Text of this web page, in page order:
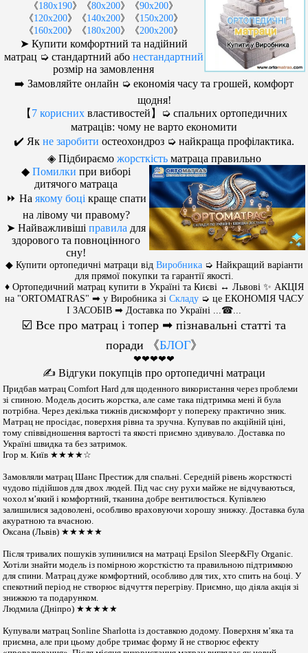
《180x190》《80x200》《90x200》
《120x200》《140x200》《150x200》
《160x200》《180x200》《200x200》
➤ Купити комфортний та надійний
матрац ➭ стандартний або нестандартний
розмір на замовлення
➡️ Замовляйте онлайн ➭ економія часу та грошей, комфорт
щодня!
【 7 корисних властивостей】➭ спальних ортопедичних
матраців: чому не варто економити
✔️ Як не заробити остеохондроз ➭ найкраща профілактика.
◈ Підбираємо жорсткістьматраца правильно
◆ Помилки при виборі
дитячого матраца
⏩ На якому боці краще спати
на лівому чи правому?
➤ Найважливіші правила для
здорового та повноцінного
сну!
◆ Купити ортопедичні матраци від Виробника ➭ Найкращий варіанти
для прямої покупки та гарантії якості.
♦ Ортопедичний матрац купити в Україні та Києві ↔ Львові ✨ АКЦІЯ
на "ORTOMATRAS" ➡ у Виробника зі Складу➭ це ЕКОНОМІЯ ЧАСУ
І ЗАСОБІВ ➡ Доставка по Україні ...☎...
☑️ Все про матрац і топер ➡ пізнавальні статті та
поради
《БЛОГ》
❤❤❤❤❤
✍️️️️ Відгуки покупців про ортопедичні матраци
Придбав матрац Comfort Hard для щоденного використання через проблеми
зі спиною. Модель досить жорстка, але саме така підтримка мені й була
потрібна. Через декілька тижнів дискомфорт у попереку практично зник.
Матрац не просідає, поверхня рівна та зручна. Купував по акційній ціні,
тому співвідношення вартості та якості приємно здивувало. Доставка по
Україні швидка та без затримок.
Ігор м. Київ ★★★★☆
Замовляли матрац Шанс Престиж для спальні. Середній рівень жорсткості
чудово підійшов для двох людей. Під час сну рухи майже не відчуваються,
чохол м’який і комфортний, тканина добре вентилюється. Купівлею
залишилися задоволені, особливо враховуючи хорошу знижку. Доставка була
акуратною та вчасною.
Оксана (Львів) ★★★★★
Після тривалих пошуків зупинилися на матраці Epsilon Sleep&Fly Organic.
Хотіли знайти модель із помірною жорсткістю та правильною підтримкою
для спини. Матрац дуже комфортний, особливо для тих, хто спить на боці. У
спекотний період не створює відчуття перегріву. Приємно, що діяла акція зі
знижкою та подарунком.
Людмила (Дніпро) ★★★★★
Купували матрац Sonline Sharlotta із доставкою додому. Поверхня м’яка та
приємна, але при цьому добре тримає форму й не створює ефекту